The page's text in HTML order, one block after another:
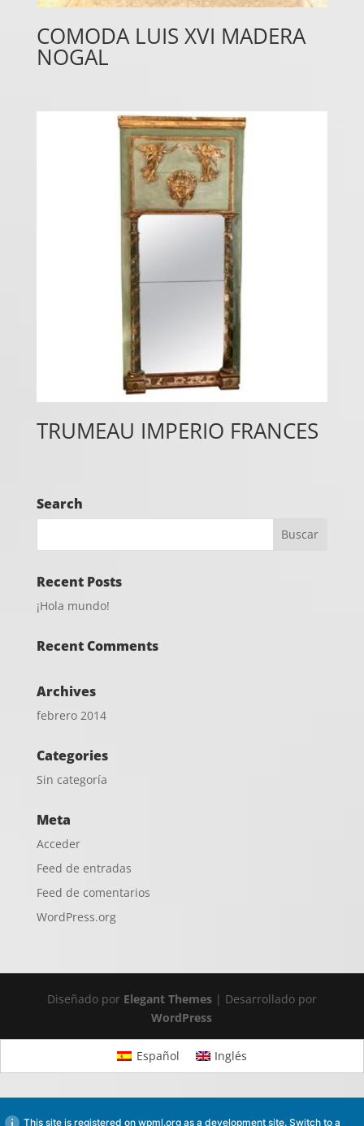
COMODA LUIS XVI MADERA
NOGAL
TRUMEAU IMPERIO FRANCES
Search
Recent Posts
¡Hola mundo!
Recent Comments
Archives
febrero 2014
Categories
Sin categoría
Meta
Acceder
Feed de entradas
Feed de comentarios
WordPress.org
Diseñado por Elegant Themes| Desarrollado por
WordPress
Español Inglés
This site is registered on wpml.org as a development site. Switch to a